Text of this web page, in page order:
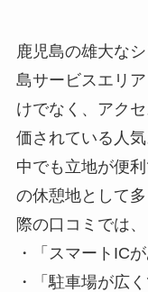
鹿児島の雄大な
島サービスエリ
けでなく、アク
価されている人
中でも立地が便
の休憩地として
際の口コミでは、
・「スマートIC
・「駐車場が広